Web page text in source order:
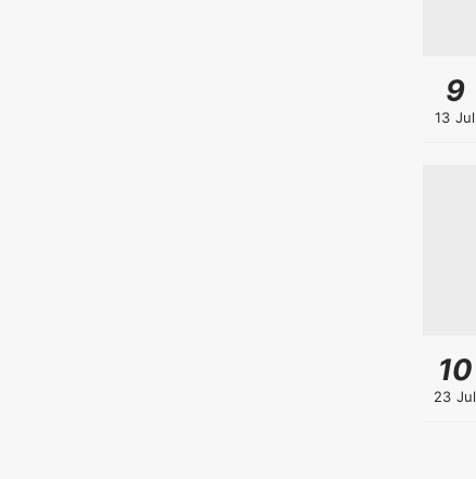
9
13 Jul
10
23 Jul